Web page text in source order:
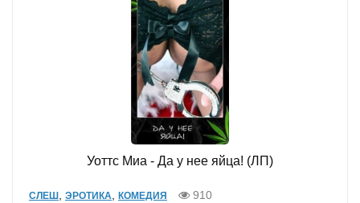
Уоттс Миа - Да у нее яйца! (ЛП)
СЛЕШ , ЭРОТИКА, КОМЕДИЯ
910